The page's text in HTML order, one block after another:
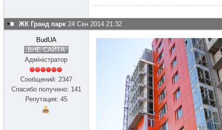
ЖК Гранд парк 24 Сен 2014 21:32
BudUA
ВНЕ САЙТА
Адміністратор
Сообщений: 2347
Спасибо получено: 141
Репутация: 45